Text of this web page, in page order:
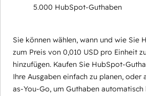
5.000 HubSpot-Guthaben
Sie können wählen, wann und wie Sie
zum Preis von 0,010 USD pro Einheit
hinzufügen. Kaufen Sie HubSpot-
Ihre Ausgaben einfach zu planen, oder
as-You-Go, um Guthaben automatisch